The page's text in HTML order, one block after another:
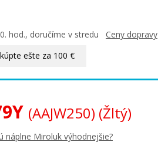
hod., doručíme v stredu Ceny dopravy
ešte za 100 €
(AAJW250) (Žltý)
náplne Miroluk výhodnejšie?